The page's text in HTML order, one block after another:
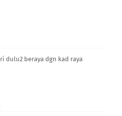
dulu2 beraya dgn kad raya